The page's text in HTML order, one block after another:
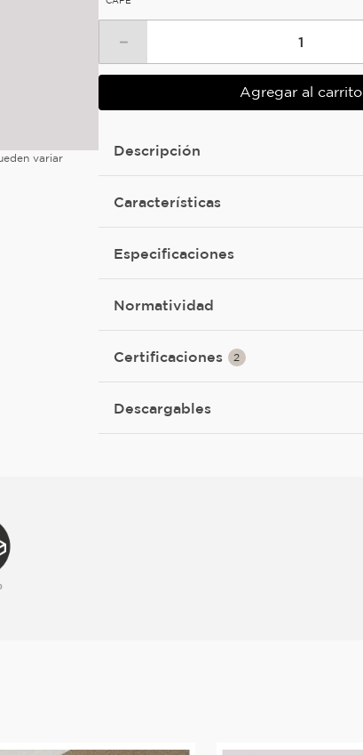
variar
－
Agregar al carrito
Descripción
Características
Especificaciones
Normatividad
Certificaciones 2
Descargables